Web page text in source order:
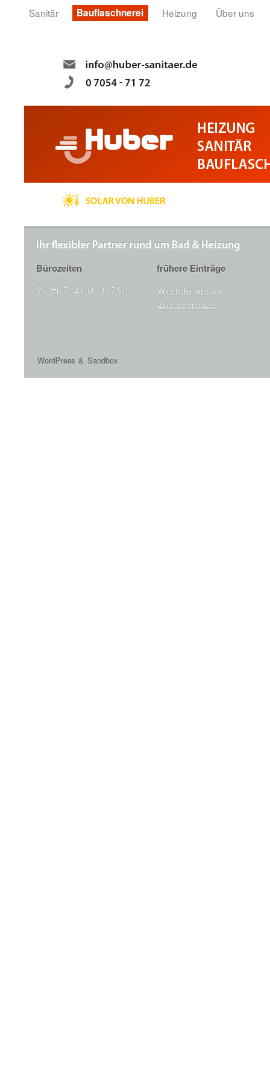
Sanitär Bauflaschnerei Heizung Über uns
Bürozeiten
Mo.-Fr. 7-12 und 13-17 Uhr
frühere Einträge
Wir stellen uns vor …
Zum Schmunzeln
WordPress & Sandbox